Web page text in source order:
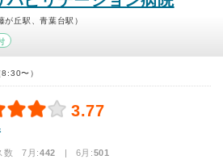
丘駅、青葉台駅）
〜）
3.77
数 7月:442 | 6月:501